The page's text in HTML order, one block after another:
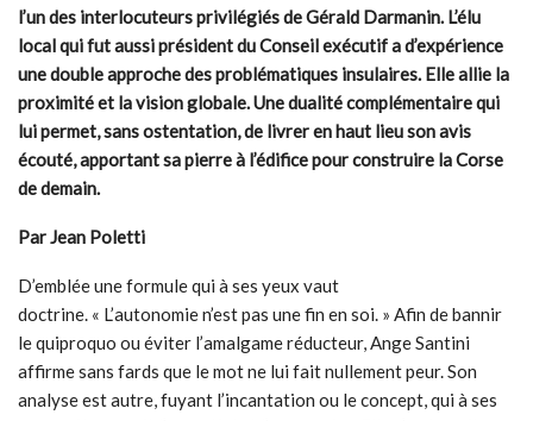
l’un des interlocuteurs privilégiés de Gérald Darmanin. L’élu
local qui fut aussi président du Conseil exécutif a d’expérience
une double approche des problématiques insulaires. Elle allie la
proximité et la vision globale. Une dualité complémentaire qui
lui permet, sans ostentation, de livrer en haut lieu son avis
écouté, apportant sa pierre à l’édifice pour construire la Corse
de demain.
Par Jean Poletti
D’emblée une formule qui à ses yeux vaut
doctrine. « L’autonomie n’est pas une fin en soi. » Afin de bannir
le quiproquo ou éviter l’amalgame réducteur, Ange Santini
affirme sans fards que le mot ne lui fait nullement peur. Son
analyse est autre, fuyant l’incantation ou le concept, qui à ses